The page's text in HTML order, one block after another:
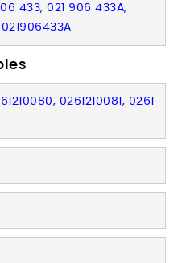
433, 021 906 433A,
0261210081, 0261